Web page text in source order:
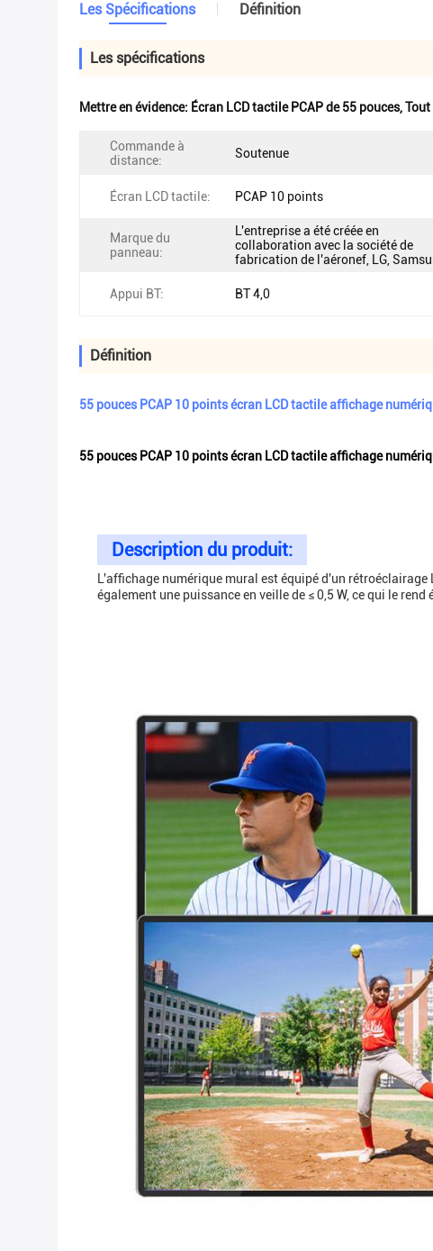
Les Spécifications Définition
Les spécifications
Mettre en évidence: Écran LCD tactile PCAP de 55 pouces,Tout
Commande à
distance:
Soutenue
Écran LCD tactile: PCAP 10 points
Marque du
panneau:
L'entreprise a été créée en
collaboration avec la société de
fabrication de l'aéronef, LG,
Appui BT: BT 4,0
Définition
55 pouces PCAP 10 points écran LCD tactile affichage
55 pouces PCAP 10 points écran LCD tactile affichage
Description du produit:
L'affichage numérique mural est équipé d'un
également une puissance en veille de ≤ 0,5 W, ce qui le rend